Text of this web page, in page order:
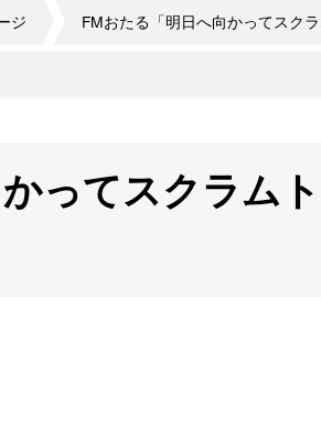
ジ FMおたる「明日へ向かってスクラ
ってスクラム